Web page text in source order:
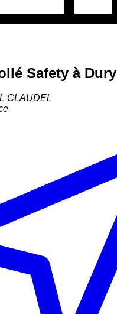
Safety à Dury
CLAUDEL